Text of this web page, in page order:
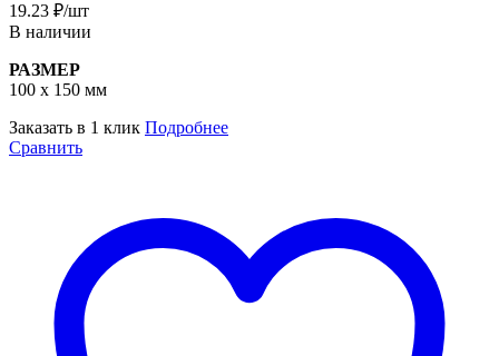
19.23 ₽/шт
В наличии
РАЗМЕР
100 х 150 мм
Заказать в 1 клик Подробнее
Сравнить